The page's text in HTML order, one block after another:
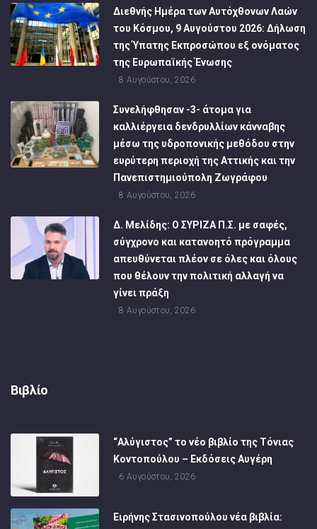
Διεθνής Ημέρα των Αυτόχθονων Λαών
του Κόσμου, 9 Αυγούστου 2026: Δήλωση
της Ύπατης Εκπροσώπου εξ ονόματος
της Ευρωπαϊκής Ένωσης
8 Αυγούστου, 2026
Συνελήφθησαν -3- άτομα για
καλλιέργεια δενδρυλλίων κάνναβης
μέσω της υδροπονικής μεθόδου στην
ευρύτερη περιοχή της Αττικής και την
Πανεπιστημιούπολη Ζωγράφου
8 Αυγούστου, 2026
Δ. Μελίδης: Ο ΣΥΡΙΖΑ Π.Σ. με σαφές,
σύγχρονο και κατανοητό πρόγραμμα
απευθύνεται πλέον σε όλες και όλους
που θέλουν την πολιτική αλλαγή να
γίνει πράξη
8 Αυγούστου, 2026
Βιβλίο
“Αλύγιστος” το νέο βιβλίο της Τόνιας
Κοντοπούλου – Εκδόσεις Αυγέρη
6 Αυγούστου, 2026
Ειρήνης Στασινοπούλου νέα βιβλία: